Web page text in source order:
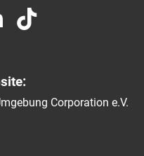
Corporation e.V.